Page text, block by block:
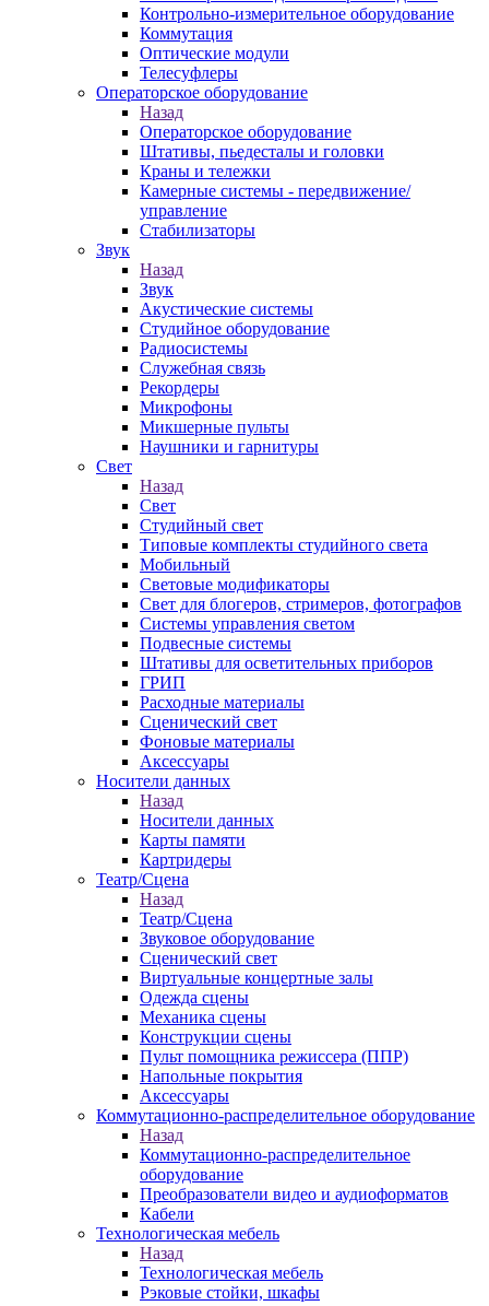
Контрольно-измерительное оборудование
Коммутация
Оптические модули
Телесуфлеры
Операторское оборудование
Назад
Операторское оборудование
Штативы, пьедесталы и головки
Краны и тележки
Камерные системы - передвижение/
управление
Стабилизаторы
Звук
Назад
Звук
Акустические системы
Студийное оборудование
Радиосистемы
Служебная связь
Рекордеры
Микрофоны
Микшерные пульты
Наушники и гарнитуры
Свет
Назад
Свет
Студийный свет
Типовые комплекты студийного света
Мобильный
Световые модификаторы
Свет для блогеров, стримеров, фотографов
Системы управления светом
Подвесные системы
Штативы для осветительных приборов
ГРИП
Расходные материалы
Сценический свет
Фоновые материалы
Аксессуары
Носители данных
Назад
Носители данных
Карты памяти
Картридеры
Театр/Сцена
Назад
Театр/Сцена
Звуковое оборудование
Сценический свет
Виртуальные концертные залы
Одежда сцены
Механика сцены
Конструкции сцены
Пульт помощника режиссера (ППР)
Напольные покрытия
Аксессуары
Коммутационно-распределительное оборудование
Назад
Коммутационно-распределительное
оборудование
Преобразователи видео и аудиоформатов
Кабели
Технологическая мебель
Назад
Технологическая мебель
Рэковые стойки, шкафы